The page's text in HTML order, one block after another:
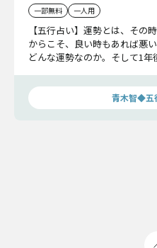
一部無料 一人用
【五行占い】運勢とは、その
からこそ、良い時もあれば悪
どんな運勢なのか。そして1
青木智◆五